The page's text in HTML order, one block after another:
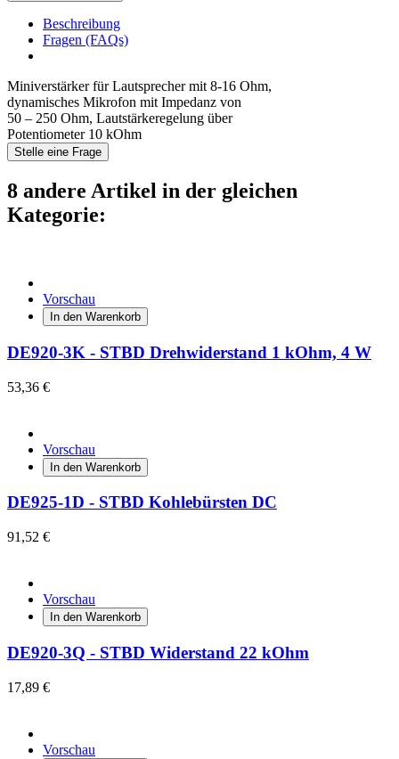
Beschreibung
Fragen (FAQs)
Miniverstärker für Lautsprecher mit 8-16 Ohm,
dynamisches Mikrofon mit Impedanz von
50 – 250 Ohm, Lautstärkeregelung über
Potentiometer 10 kOhm
Stelle eine Frage
8 andere Artikel in der gleichen
Kategorie:
Vorschau
In den Warenkorb
DE920-3K - STBD Drehwiderstand 1 kOhm, 4 W
53,36 €
Vorschau
In den Warenkorb
DE925-1D - STBD Kohlebürsten DC
91,52 €
Vorschau
In den Warenkorb
DE920-3Q - STBD Widerstand 22 kOhm
17,89 €
Vorschau